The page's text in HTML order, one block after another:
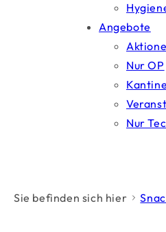
Angebote
Nur OP
Nur
Sie befinden sich hier